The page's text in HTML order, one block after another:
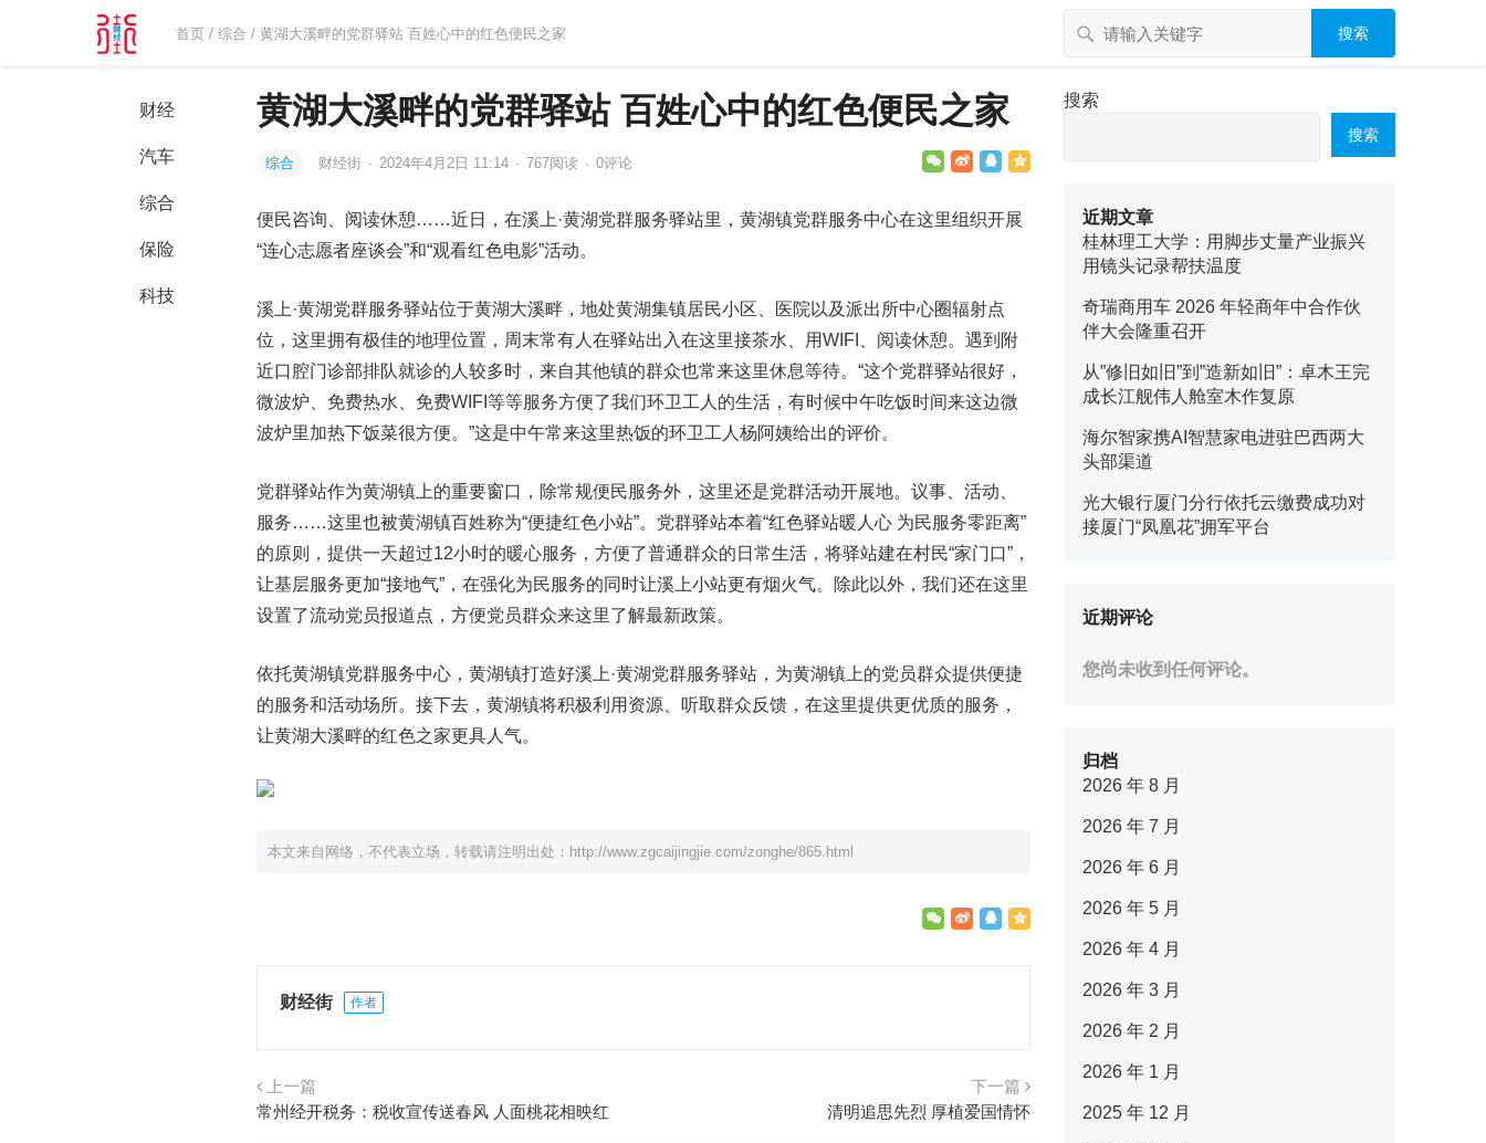
首页 /综合 / 黄湖大溪畔的党群驿站 百姓心中的红色便民之家 搜索
财经
汽车
综合
保险
科技
黄湖大溪畔的党群驿站 百姓心中的红色便民之家
综合 财经街 · 2024年4月2日 11:14 · 767阅读 · 0评论
便民咨询、阅读休憩……近日，在溪上·黄湖党群服务驿站里，黄湖镇党群服务中心在这里组织开展
“连心志愿者座谈会”和“观看红色电影”活动。
溪上·黄湖党群服务驿站位于黄湖大溪畔，地处黄湖集镇居民小区、医院以及派出所中心圈辐射点
位，这里拥有极佳的地理位置，周末常有人在驿站出入在这里接茶水、用WIFI、阅读休憩。遇到附
近口腔门诊部排队就诊的人较多时，来自其他镇的群众也常来这里休息等待。“这个党群驿站很好，
微波炉、免费热水、免费WIFI等等服务方便了我们环卫工人的生活，有时候中午吃饭时间来这边微
波炉里加热下饭菜很方便。”这是中午常来这里热饭的环卫工人杨阿姨给出的评价。
党群驿站作为黄湖镇上的重要窗口，除常规便民服务外，这里还是党群活动开展地。议事、活动、
服务……这里也被黄湖镇百姓称为“便捷红色小站”。党群驿站本着“红色驿站暖人心 为民服务零距离”
的原则，提供一天超过12小时的暖心服务，方便了普通群众的日常生活，将驿站建在村民“家门口”，
让基层服务更加“接地气”，在强化为民服务的同时让溪上小站更有烟火气。除此以外，我们还在这里
设置了流动党员报道点，方便党员群众来这里了解最新政策。
依托黄湖镇党群服务中心，黄湖镇打造好溪上·黄湖党群服务驿站，为黄湖镇上的党员群众提供便捷
的服务和活动场所。接下去，黄湖镇将积极利用资源、听取群众反馈，在这里提供更优质的服务，
让黄湖大溪畔的红色之家更具人气。
本文来自网络，不代表立场，转载请注明出处： http://www.zgcaijingjie.com/zonghe/865.html
财经街 作者
上一篇
常州经开税务：税收宣传送春风 人面桃花相映红
下一篇
清明追思先烈 厚植爱国情怀
搜索
搜索
近期文章
桂林理工大学：用脚步丈量产业振兴
用镜头记录帮扶温度
奇瑞商用车 2026 年轻商年中合作伙
伴大会隆重召开
从”修旧如旧”到”造新如旧”：卓木王完
成长江舰伟人舱室木作复原
海尔智家携AI智慧家电进驻巴西两大
头部渠道
光大银行厦门分行依托云缴费成功对
接厦门“凤凰花”拥军平台
近期评论
您尚未收到任何评论。
归档
2026 年 8 月
2026 年 7 月
2026 年 6 月
2026 年 5 月
2026 年 4 月
2026 年 3 月
2026 年 2 月
2026 年 1 月
2025 年 12 月